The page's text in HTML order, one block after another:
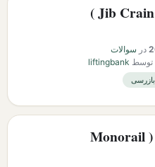
جرثقیل بازویی ( Jib Crain )
در سوالات
توسط liftingbank
بازرسی
جرثقیل یک ریلی ( Monorail